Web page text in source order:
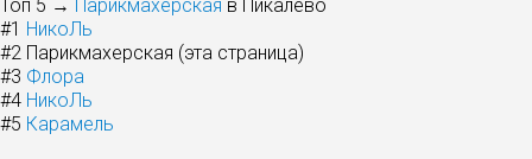
Топ 5 → Парикмахерская в Пикалёво
#1 НикоЛь
#2 Парикмахерская (эта страница)
#3 Флора
#4 НикоЛь
#5 Карамель